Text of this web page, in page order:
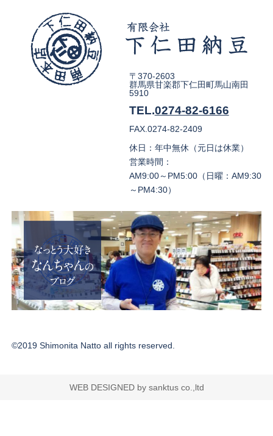
〒370-2603
群馬県甘楽郡下仁田町馬山南田
5910
TEL.0274-82-6166
FAX.0274-82-2409
休日：年中無休（元日は休業）
営業時間：
AM9:00～PM5:00（日曜：AM9:30
～PM4:30）
©2019 Shimonita Natto all rights reserved.
WEB DESIGNED by sanktus co.,ltd